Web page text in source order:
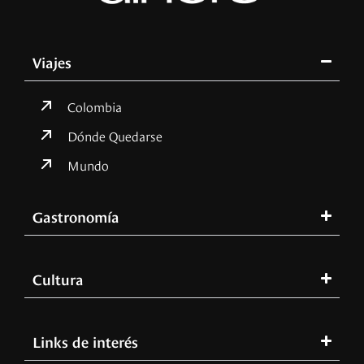
Viajes
Colombia
Dónde Quedarse
Mundo
Gastronomía
Cultura
Links de interés